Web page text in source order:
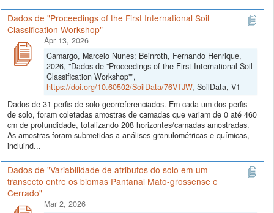
Dados de "Proceedings of the First International Soil
Classification Workshop"
Apr 13, 2026
Camargo, Marcelo Nunes; Beinroth, Fernando Henrique,
2026, "Dados de "Proceedings of the First International Soil
Classification Workshop"",
https://doi.org/10.60502/SoilData/76VTJW, SoilData, V1
Dados de 31 perfis de solo georreferenciados. Em cada um dos perfis
de solo, foram coletadas amostras de camadas que variam de 0 até 460
cm de profundidade, totalizando 208 horizontes/camadas amostradas.
As amostras foram submetidas a análises granulométricas e químicas,
incluind...
Dados de "Variabilidade de atributos do solo em um
transecto entre os biomas Pantanal Mato-grossense e
Cerrado"
Mar 2, 2026